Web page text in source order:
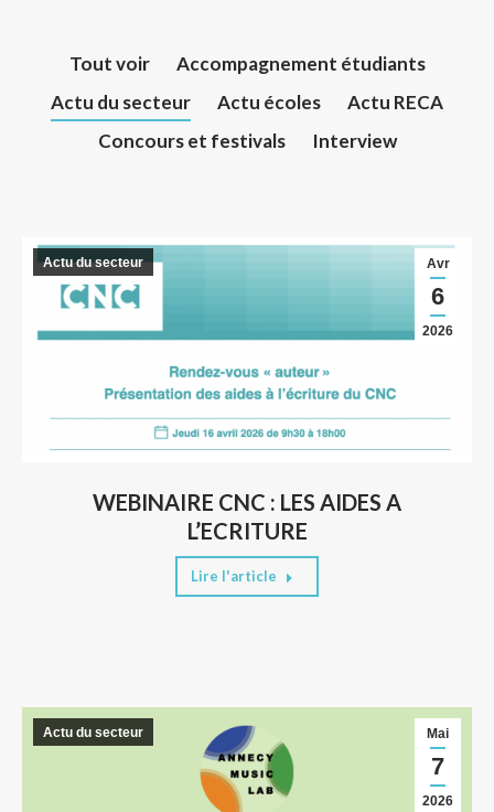
Tout voir
Accompagnement étudiants
Actu du secteur
Actu écoles
Actu RECA
Concours et festivals
Interview
WEBINAIRE CNC : LES AIDES A
L’ECRITURE
Avr
6
2026
Actu du secteur
Lire l'article
Mai
7
2026
Actu du secteur